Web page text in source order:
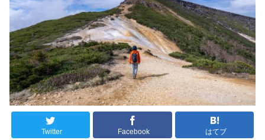
Twitter Facebook はてブ